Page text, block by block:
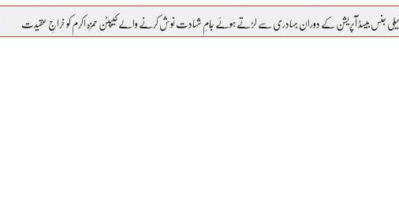
کے دوران بہادری سے لڑتے ہوئے جامِ شہادت نوش کرنے والے کیپٹن حمزہ اکرم کو خراجِ عقیدت مولانا فضل الرحمن